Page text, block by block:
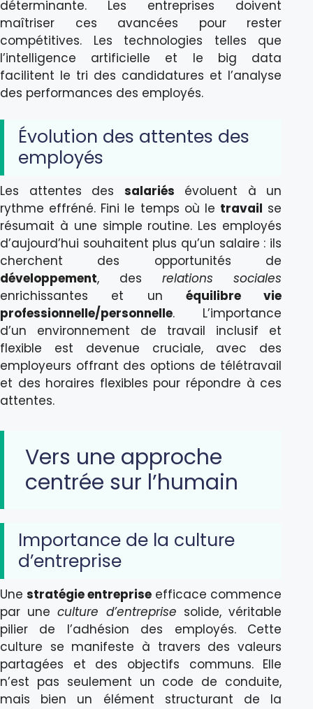
déterminante. Les entreprises doivent
maîtriser ces avancées pour rester
compétitives. Les technologies telles que
l’intelligence artificielle et le big data
facilitent le tri des candidatures et l’analyse
des performances des employés.
Évolution des attentes des
employés
Les attentes des salariés évoluent à un
rythme effréné. Fini le temps où le travail se
résumait à une simple routine. Les employés
d’aujourd’hui souhaitent plus qu’un salaire : ils
cherchent des opportunités de
développement, desrelations sociales
enrichissantes et un équilibre vie
professionnelle/personnelle. L’importance
d’un environnement de travail inclusif et
flexible est devenue cruciale, avec des
employeurs offrant des options de télétravail
et des horaires flexibles pour répondre à ces
attentes.
Vers une approche
centrée sur l’humain
Importance de la culture
d’entreprise
Unestratégie entreprise efficace commence
par uneculture d’entreprise solide, véritable
pilier de l’adhésion des employés. Cette
culture se manifeste à travers des valeurs
partagées et des objectifs communs. Elle
n’est pas seulement un code de conduite,
mais bien un élément structurant de la